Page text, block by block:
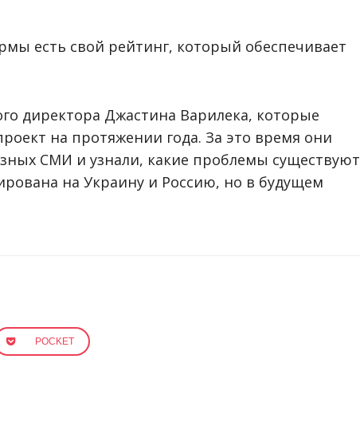
есть свой рейтинг, который обеспечивает
директора Джастина Варилека, которые
на протяжении года. За это время они
СМИ и узнали, какие проблемы существуют
на Украину и Россию, но в будущем
POCKET